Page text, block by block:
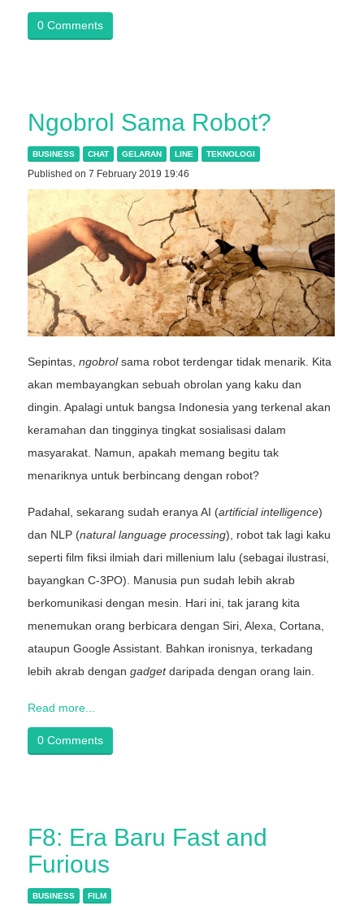
0 Comments
Ngobrol Sama Robot?
BUSINESS CHAT GELARAN LINE TEKNOLOGI
Published on 7 February 2019 19:46
Sepintas, ngobrolsama robot terdengar tidak menarik. Kita
akan membayangkan sebuah obrolan yang kaku dan
dingin. Apalagi untuk bangsa Indonesia yang terkenal akan
keramahan dan tingginya tingkat sosialisasi dalam
masyarakat. Namun, apakah memang begitu tak
menariknya untuk berbincang dengan robot?
Padahal, sekarang sudah eranya AI (artificial intelligence)
dan NLP (natural language processing), robot tak lagi kaku
seperti film fiksi ilmiah dari millenium lalu (sebagai ilustrasi,
bayangkan C-3PO). Manusia pun sudah lebih akrab
berkomunikasi dengan mesin. Hari ini, tak jarang kita
menemukan orang berbicara dengan Siri, Alexa, Cortana,
ataupun Google Assistant. Bahkan ironisnya, terkadang
lebih akrab dengan gadgetdaripada dengan orang lain.
Read more...
0 Comments
F8: Era Baru Fast and
Furious
BUSINESS FILM